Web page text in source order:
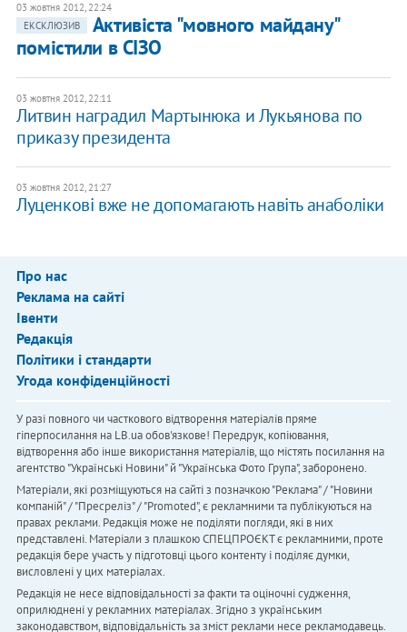
03 жовтня 2012, 22:24
ЕКСКЛЮЗИВ
Активіста "мовного майдану"
помістили в СІЗО
03 жовтня 2012, 22:11
Литвин наградил Мартынюка и Лукьянова по
приказу президента
03 жовтня 2012, 21:27
Луценкові вже не допомагають навіть анаболіки
Про нас
Реклама на сайті
Івенти
Редакція
Політики і стандарти
Угода конфіденційності
У разі повного чи часткового відтворення матеріалів пряме
гіперпосилання на LB.ua обов'язкове! Передрук, копіювання,
відтворення або інше використання матеріалів, що містять посилання на
агентство "Українськi Новини" й "Українська Фото Група", заборонено.
Матеріали, які розміщуються на сайті з позначкою "Реклама" / "Новини
компаній" / "Пресреліз" / "Promoted", є рекламними та публікуються на
правах реклами. Редакція може не поділяти погляди, які в них
представлені. Матеріали з плашкою СПЕЦПРОЄКТ є рекламними, проте
редакція бере участь у підготовці цього контенту і поділяє думки,
висловлені у цих матеріалах.
Редакція не несе відповідальності за факти та оціночні судження,
оприлюднені у рекламних матеріалах. Згідно з українським
законодавством, відповідальність за зміст реклами несе рекламодавець.